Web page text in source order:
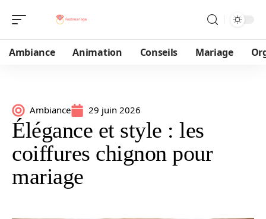
Ambiance Animation Conseils Mariage
Ambiance 29 juin 2026
Élégance et style : les
coiffures chignon pour
mariage